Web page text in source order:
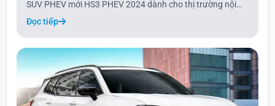
SUV PHEV mới HS3 PHEV 2024 dành cho thị trường nội
địa. Mẫu xe này được phát triển từ phiên bản chạy xăng
HS3, trang bị động cơ xăng 1.5 kết hợp môtơ điện, pin 18,4
kWh và bộ sạc 2,8 kW, cho phạm vi ho
Đọc tiếp